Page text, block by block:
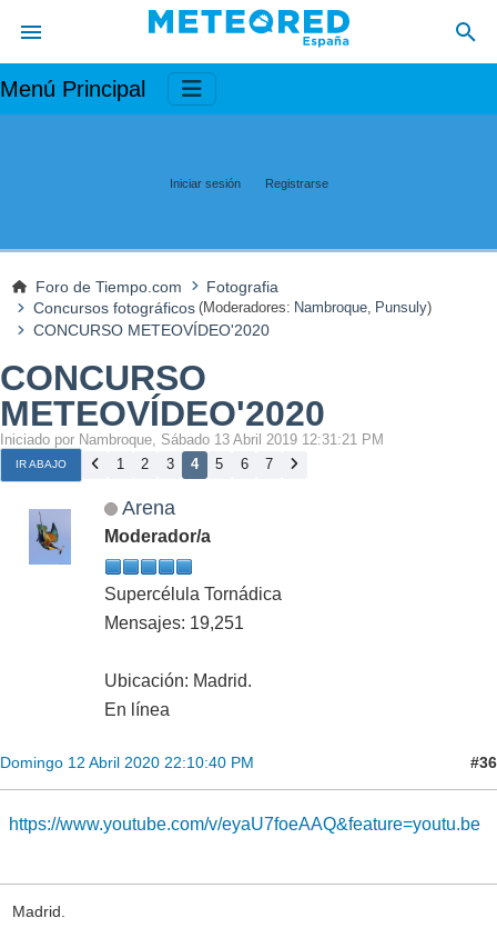
Menú Principal
Iniciar sesión Registrarse
Foro de Tiempo.com
Fotografia
Concursos fotográficos (Moderadores: Nambroque, Punsuly)
CONCURSO METEOVÍDEO'2020
CONCURSO
METEOVÍDEO'2020
Iniciado por Nambroque, Sábado 13 Abril 2019 12:31:21 PM
IR ABAJO 1 2 3 4 5 6 7
Arena
Moderador/a
Supercélula Tornádica
Mensajes: 19,251
Ubicación: Madrid.
En línea
Domingo 12 Abril 2020 22:10:40 PM #36
https://www.youtube.com/v/eyaU7foeAAQ&feature=youtu.be
Madrid.